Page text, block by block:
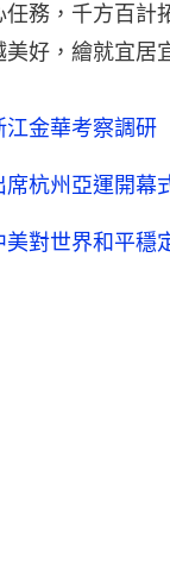
任務，千方百計
好，繪就宜居
江金華考察調
席杭州亞運開
美對世界和平